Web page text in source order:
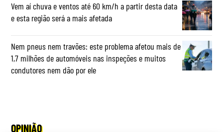
Vem aí chuva e ventos até 60 km/h a partir desta data
e esta região será a mais afetada
Nem pneus nem travões: este problema afetou mais de
1,7 milhões de automóveis nas inspeções e muitos
condutores nem dão por ele
OPINIÃO